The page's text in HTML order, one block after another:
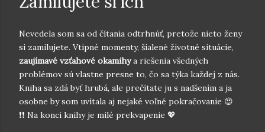
Nevedela som sa od čítania odtrhnúť, pretože nieto ženy
si zamilujete. Vtipné momenty, šialené životné situácie,
zaujímavé vzťahové okamihya riešenia všedných
problémov sú vlastne presne to, čo sa týka každej z nás.
Kniha sa zdá byť hrubá, ale prečítate ju s nadšením a ja
osobne by som uvítala aj nejaké voľné pokračovanie 😍
❗❗ Na konci knihy je milé prekvapenie 💖